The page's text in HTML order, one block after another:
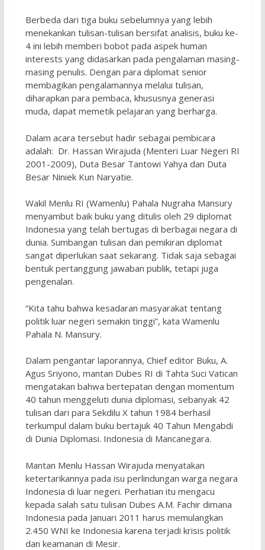
Berbeda dari tiga buku sebelumnya yang lebih
menekankan tulisan-tulisan bersifat analisis, buku ke-
4 ini lebih memberi bobot pada aspek human
interests yang didasarkan pada pengalaman masing-
masing penulis. Dengan para diplomat senior
membagikan pengalamannya melalui tulisan,
diharapkan para pembaca, khususnya generasi
muda, dapat memetik pelajaran yang berharga.
Dalam acara tersebut hadir sebagai pembicara
adalah: Dr. Hassan Wirajuda (Menteri Luar Negeri RI
2001-2009), Duta Besar Tantowi Yahya dan Duta
Besar Niniek Kun Naryatie.
Wakil Menlu RI (Wamenlu) Pahala Nugraha Mansury
menyambut baik buku yang ditulis oleh 29 diplomat
Indonesia yang telah bertugas di berbagai negara di
dunia. Sumbangan tulisan dan pemikiran diplomat
sangat diperlukan saat sekarang. Tidak saja sebagai
bentuk pertanggung jawaban publik, tetapi juga
pengenalan.
“Kita tahu bahwa kesadaran masyarakat tentang
politik luar negeri semakin tinggi”, kata Wamenlu
Pahala N. Mansury.
Dalam pengantar laporannya, Chief editor Buku, A.
Agus Sriyono, mantan Dubes RI di Tahta Suci Vatican
mengatakan bahwa bertepatan dengan momentum
40 tahun menggeluti dunia diplomasi, sebanyak 42
tulisan dari para Sekdilu X tahun 1984 berhasil
terkumpul dalam buku bertajuk 40 Tahun Mengabdi
di Dunia Diplomasi. Indonesia di Mancanegara.
Mantan Menlu Hassan Wirajuda menyatakan
ketertarikannya pada isu perlindungan warga negara
Indonesia di luar negeri. Perhatian itu mengacu
kepada salah satu tulisan Dubes A.M. Fachir dimana
Indonesia pada Januari 2011 harus memulangkan
2.450 WNI ke Indonesia karena terjadi krisis politik
dan keamanan di Mesir.